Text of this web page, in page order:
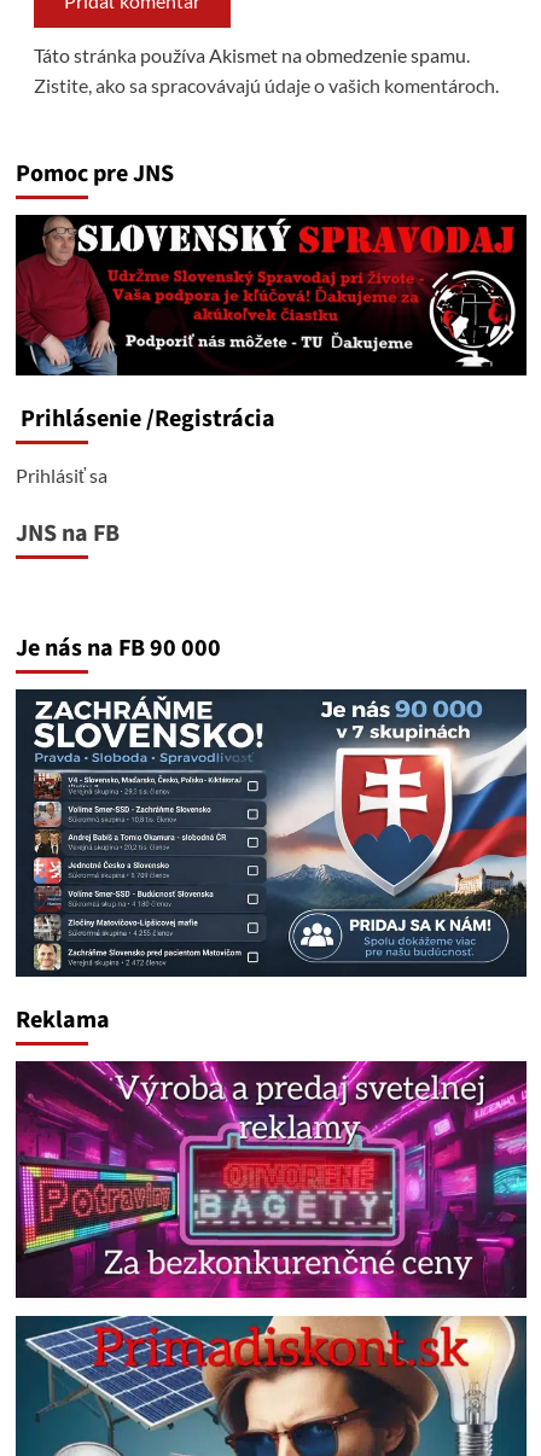
Táto stránka používa Akismet na obmedzenie spamu.
Zistite, ako sa spracovávajú údaje o vašich komentároch.
Pomoc pre JNS
Prihlásenie/Registrácia
Prihlásiť sa
JNS na FB
Je nás na FB 90 000
Reklama